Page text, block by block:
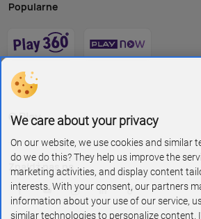
Popularne
O Play
Znajdź nas na
We care about your privacy
On our website, we use cookies and similar
do we do this? They help us improve the
marketing activities, and display content
interests. With your consent, our partners
information about your use of our service,
similar technologies to personalize content.